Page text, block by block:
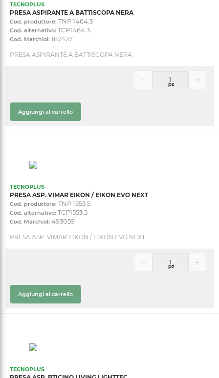
TECNOPLUS
PRESA ASPIRANTE A BATTISCOPA NERA
Cod. produttore: TNP 1464.3
Cod. alternativo: TCP1464.3
Cod. Marchiol: 187427
PRESA ASPIRANTE A BATTISCOPA NERA
pz
Aggiungi al carrello
TECNOPLUS
PRESA ASP. VIMAR EIKON / EIKON EVO NEXT
Cod. produttore: TNP 1553.5
Cod. alternativo: TCP1553.5
Cod. Marchiol: 493059
PRESA ASP. VIMAR EIKON / EIKON EVO NEXT
pz
Aggiungi al carrello
TECNOPLUS